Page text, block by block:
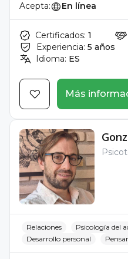
Acepta:
En línea
Certificados: 1
Experiencia: 5 años
Idioma: ES
Más
Relaciones
Psicología del
Desarrollo personal